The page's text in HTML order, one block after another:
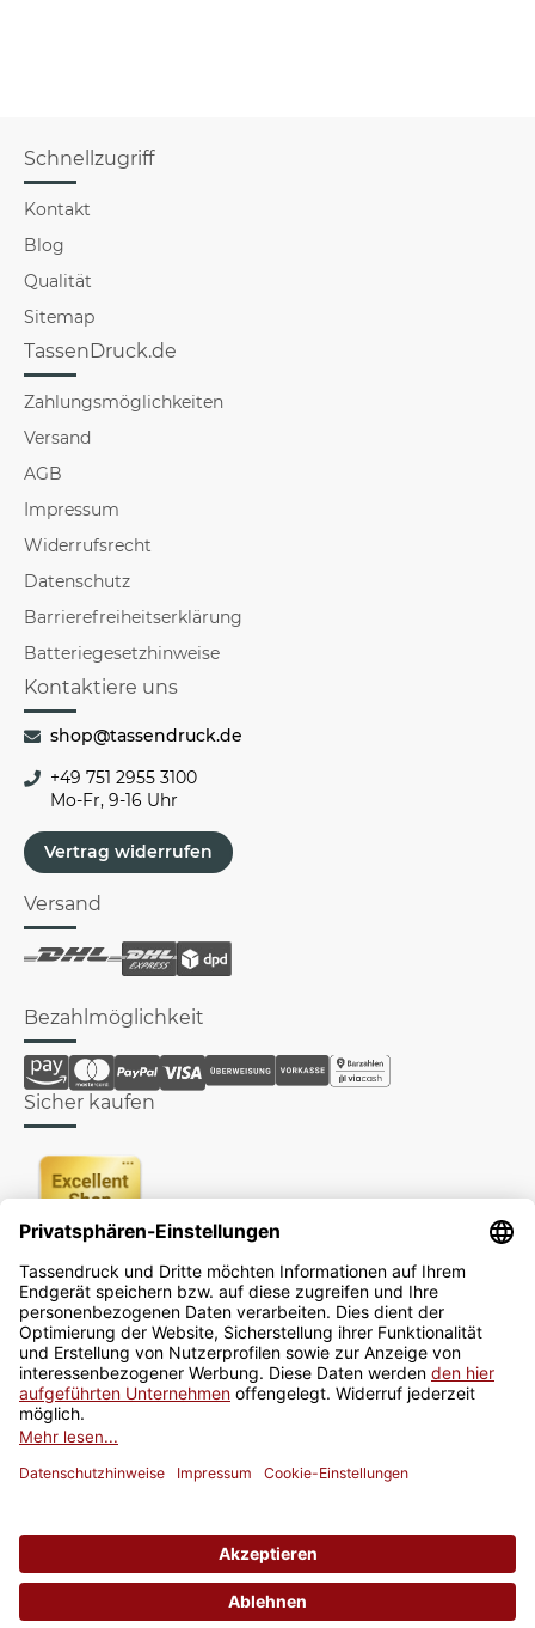
Schnellzugriff
Kontakt
Blog
Qualität
Sitemap
TassenDruck.de
Zahlungsmöglichkeiten
Versand
AGB
Impressum
Widerrufsrecht
Datenschutz
Barrierefreiheitserklärung
Batteriegesetzhinweise
Kontaktiere uns
shop@tassendruck.de
+49 751 2955 3100
Mo-Fr, 9-16 Uhr
Vertrag widerrufen
Versand
Bezahlmöglichkeit
Sicher kaufen
Newsletter